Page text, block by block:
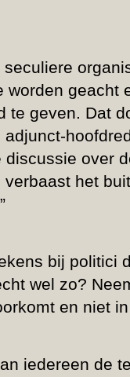
worden geacht
te geven. Dat
discussie over
het
bij politici
wel zo?
en niet
iedereen de